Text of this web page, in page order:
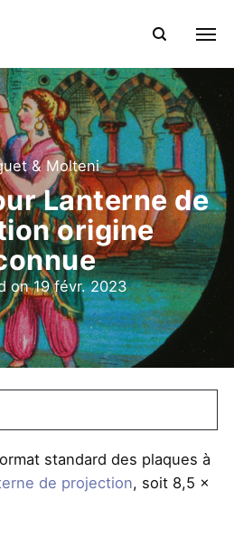
& Molteni
Lanterne de
origine
on19 févr. 2023
standard des plaques à
de projection, soit 8,5 x